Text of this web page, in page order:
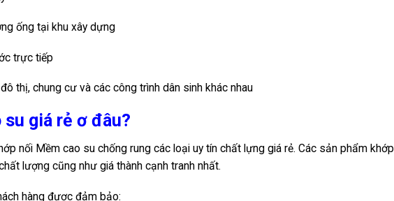
ống tại khu xây dựng
trực tiếp
thị, chung cư và các công trình dân sinh khác nhau
giá rẻ ơ đâu?
nối Mềm cao su chống rung các loại uy tín chất lựng giá rẻ. Các sản phẩm khớp
lượng cũng như giá thành cạnh tranh nhất.
hàng được đảm bảo: